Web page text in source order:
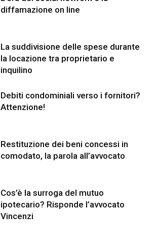
diffamazione on line
La suddivisione delle spese durante
la locazione tra proprietario e
inquilino
Debiti condominiali verso i fornitori?
Attenzione!
Restituzione dei beni concessi in
comodato, la parola all’avvocato
Cos’è la surroga del mutuo
ipotecario? Risponde l’avvocato
Vincenzi